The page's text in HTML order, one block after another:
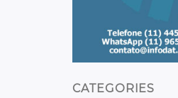
CATEGORIES